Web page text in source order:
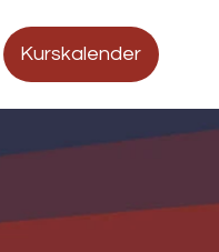
Kurskalender